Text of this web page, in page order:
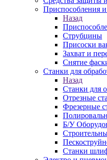
Приспособления и
Назад
Струбцины
Присоски
Захват и
Снятие
Станки для
Назад
Станки для
Отрезные
Фрезерные
Б/У
Станки